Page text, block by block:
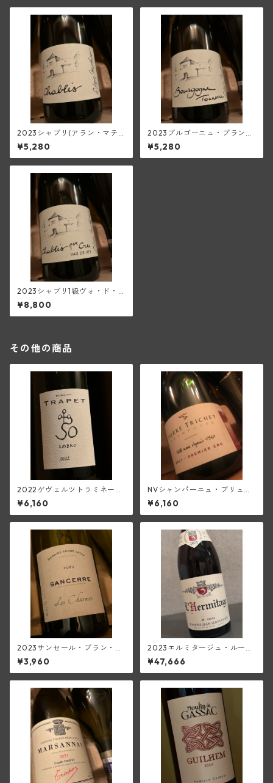
2023シャブリ(アラン・マテ
ィアス)
¥5,280
2023ブルゴーニュ・ブラン・
トネール(アラン・マティアス)
¥5,280
2023シャブリ1級ヴォ・ド・
ヴェイ(アラン・マティアス)
¥8,800
その他の商品
2022ゲヴェルツトラミネー
ル・マセレ・アンブル・オラ
ンジュ(トラペ)
¥6,160
NVシャンパーニュ・ブリュッ
ト・ブラン1級(ピエール・トリ
シェ)
¥6,160
2023サンセール・ブラン・
レ・シャルム(アンドレ・ヴァ
タン)
¥3,960
2023エルミタージュ・ルージ
ュ(ジャン・ルイ・シャーヴ)
¥47,666